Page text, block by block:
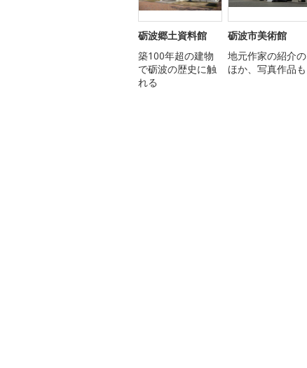
砺波郷土資料館
築100年超の建物
で砺波の歴史に触
れる
砺波市美術館
地元作家の紹介の
ほか、写真作品も